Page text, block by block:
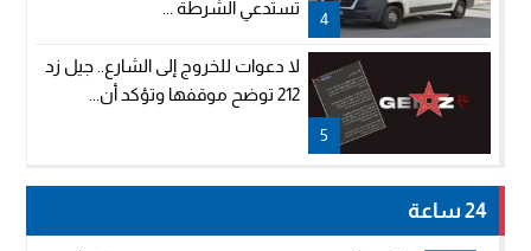
4
تستدعي الشرطة ...
5
لا دعوات للخروج إلى الشارع.. جيل زد
212 توضح موقفها وتؤكد أن...
24 ساعة